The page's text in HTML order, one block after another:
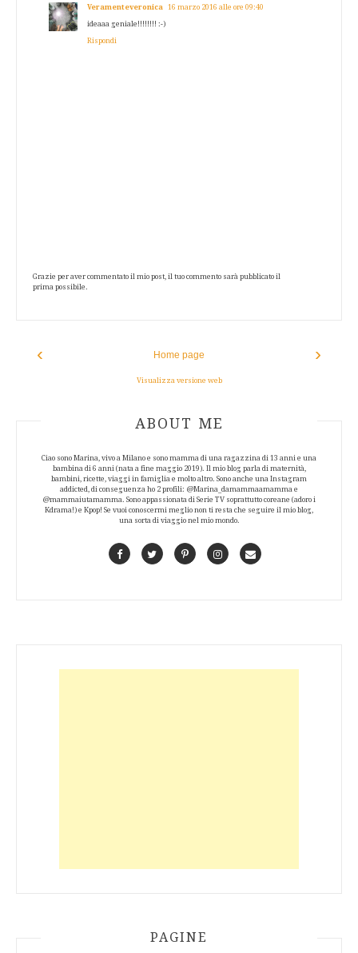
Veramenteveronica 16 marzo 2016 alle ore 09:40
ideaaa geniale!!!!!!!! :-)
Rispondi
Grazie per aver commentato il mio post, il tuo commento sarà pubblicato il
prima possibile.
‹ ›
Home page
Visualizza versione web
ABOUT AUTHOR
ABOUT ME
Ciao sono Marina, vivo a Milano e sono mamma di una ragazzina di 13 anni e una
bambina di 6 anni (nata a fine maggio 2019). Il mio blog parla di maternità,
bambini, ricette, viaggi in famiglia e molto altro. Sono anche una Instagram
addicted, di conseguenza ho 2 profili: @Marina_damammaamamma e
@mammaiutamamma. Sono appassionata di Serie TV soprattutto coreane (adoro i
Kdrama!) e Kpop! Se vuoi conoscermi meglio non ti resta che seguire il mio blog,
una sorta di viaggio nel mio mondo.
FacebookTwitterPinterestInstagramContact
PAGINE